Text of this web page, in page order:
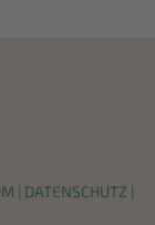
| DATENSCHUTZ |